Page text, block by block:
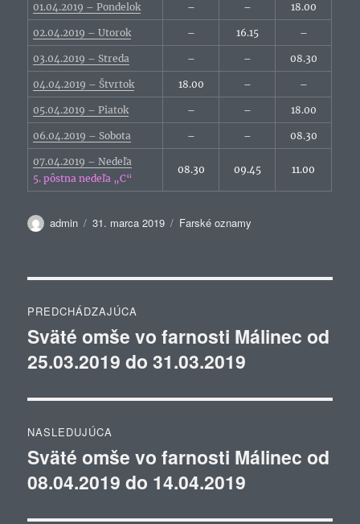
01.04.2019 – Pondelok – – 18.00
02.04.2019 – Utorok – 16.15 –
03.04.2019 – Streda – – 08.30
04.04.2019 – Štvrtok 18.00 – –
05.04.2019 – Piatok – – 18.00
06.04.2019 – Sobota – – 08.30
07.04.2019 – Nedeľa
5. pôstna nedeľa „C“
08.30 09.45 11.00
Autor
admin Publikované
31. marca 2019 Kategórie
Farské oznamy
v
článku
PREDCHÁDZAJÚCA
Predchádzajúci
článok:
Sväté omše vo farnosti Málinec od
25.03.2019 do 31.03.2019
NASLEDUJÚCA
Ďalší
článok:
Sväté omše vo farnosti Málinec od
08.04.2019 do 14.04.2019